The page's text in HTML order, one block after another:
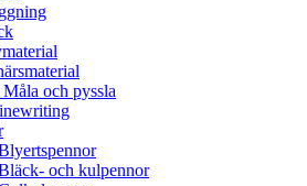
och pyssla
och kulpennor